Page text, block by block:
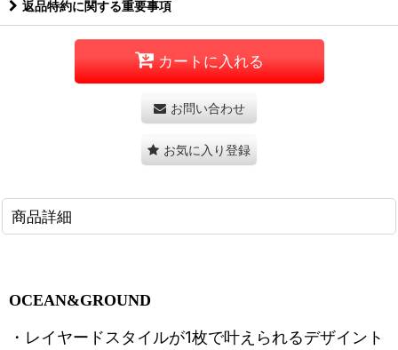
返品特約に関する重要事項
カートに入れる
お問い合わせ
お気に入り登録
商品詳細
OCEAN&GROUND
・レイヤードスタイルが1枚で叶えられるデザイント